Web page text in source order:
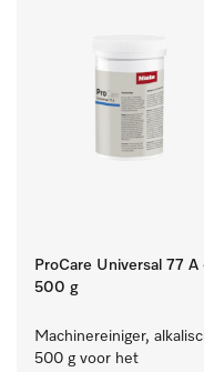
ProCare Universal 77 A
500 g
Machinereiniger,
500 g voor het